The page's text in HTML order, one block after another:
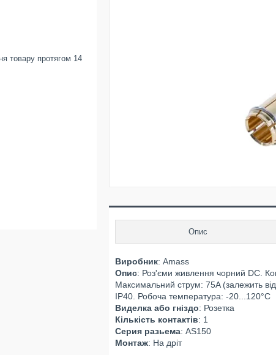
Опис
Виробник: Amass
Опис: Роз'єми живлення чорний DC.
Максимальний струм: 75A (залежить
IP40. Робоча температура: -20...120°C
Виделка або гніздо: Розетка
Кількість контактів: 1
Серия разьема: AS150
Монтаж: На дріт
товару протягом 14